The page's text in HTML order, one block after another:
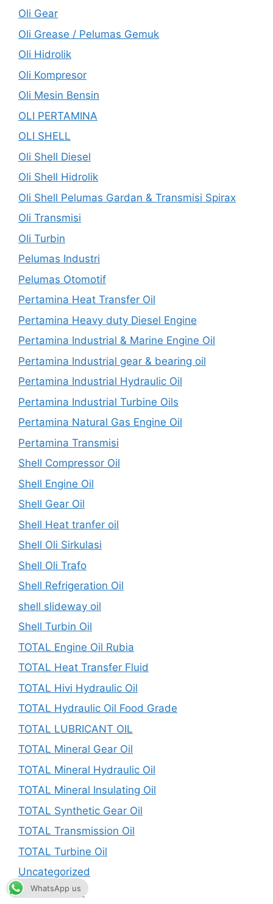
Oli Gear
Oli Grease / Pelumas Gemuk
Oli Hidrolik
Oli Kompresor
Oli Mesin Bensin
OLI PERTAMINA
OLI SHELL
Oli Shell Diesel
Oli Shell Hidrolik
Oli Shell Pelumas Gardan & Transmisi Spirax
Oli Transmisi
Oli Turbin
Pelumas Industri
Pelumas Otomotif
Pertamina Heat Transfer Oil
Pertamina Heavy duty Diesel Engine
Pertamina Industrial & Marine Engine Oil
Pertamina Industrial gear & bearing oil
Pertamina Industrial Hydraulic Oil
Pertamina Industrial Turbine Oils
Pertamina Natural Gas Engine Oil
Pertamina Transmisi
Shell Compressor Oil
Shell Engine Oil
Shell Gear Oil
Shell Heat tranfer oil
Shell Oli Sirkulasi
Shell Oli Trafo
Shell Refrigeration Oil
shell slideway oil
Shell Turbin Oil
TOTAL Engine Oil Rubia
TOTAL Heat Transfer Fluid
TOTAL Hivi Hydraulic Oil
TOTAL Hydraulic Oil Food Grade
TOTAL LUBRICANT OIL
TOTAL Mineral Gear Oil
TOTAL Mineral Hydraulic Oil
TOTAL Mineral Insulating Oil
TOTAL Synthetic Gear Oil
TOTAL Transmission Oil
TOTAL Turbine Oil
Uncategorized
UPTON LUBE
WhatsApp us